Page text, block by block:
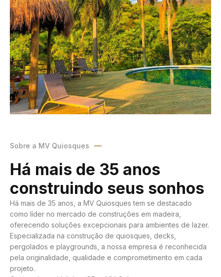
Sobre a MV Quiosques
Há mais de 35 anos
construindo seus sonhos
Há mais de 35 anos, a MV Quiosques tem se destacado
como líder no mercado de construções em madeira,
oferecendo soluções excepcionais para ambientes de lazer.
Especializada na construção de quiosques, decks,
pergolados e playgrounds, a nossa empresa é reconhecida
pela originalidade, qualidade e comprometimento em cada
projeto.